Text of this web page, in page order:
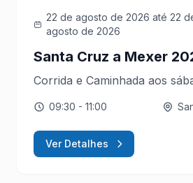
22 de agosto de 2026 até 22
agosto de 2026
Santa Cruz a Mexer
Corrida e Caminhada aos
09:30 - 11:00
Ver Detalhes